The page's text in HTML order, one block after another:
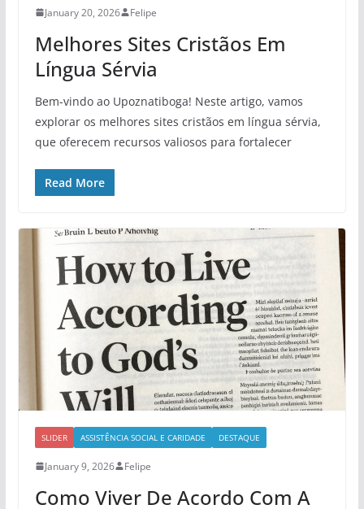
January 20, 2026 Felipe
Melhores Sites Cristãos Em
Língua Sérvia
Bem-vindo ao Upoznatiboga! Neste artigo, vamos
explorar os melhores sites cristãos em língua sérvia,
que oferecem recursos valiosos para fortalecer
Read More
SLIDER ASSISTÊNCIA SOCIAL E CARIDADE DESTAQUE
January 9, 2026 Felipe
Como Viver De Acordo Com A